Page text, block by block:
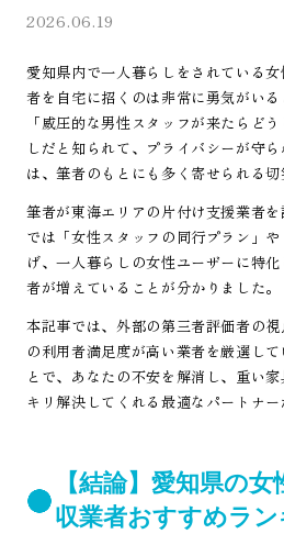
2026.06.19
愛知県内で一人暮らしをされている
者を自宅に招くのは非常に勇気がいる
「威圧的な男性スタッフが来たらど
しだと知られて、プライバシーが守
は、筆者のもとにも多く寄せられる切
筆者が東海エリアの片付け支援業者
では「女性スタッフの同行プラン」
げ、一人暮らしの女性ユーザーに特
者が増えていることが分かりました。
本記事では、外部の第三者評価者の
の利用者満足度が高い業者を厳選し
とで、あなたの不安を解消し、重い
キリ解決してくれる最適なパートナー
【結論】愛知県の
収業者おすすめラ